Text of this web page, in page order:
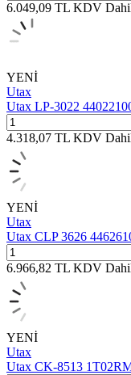
6.049,09 TL KDV
YENİ
Utax
Utax LP-3022
4.318,07 TL KDV
YENİ
Utax
Utax CLP 3626
6.966,82 TL KDV
YENİ
Utax
Utax CK-8513